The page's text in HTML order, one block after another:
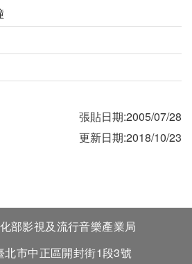
張貼日期:2005/07/28
更新日期:2018/10/23
部影視及流行音樂產業局
北市中正區開封街1段3號